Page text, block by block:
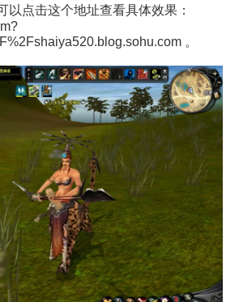
点击这个地址查看具体效果：
。